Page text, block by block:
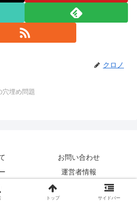
クロノ
穴埋め問題
お問い合わせ
運営者情報
2026 れきぞう.
トップ サイドバー